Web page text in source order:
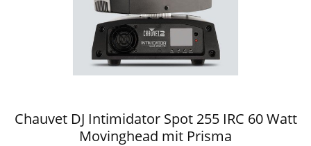
Chauvet DJ Intimidator Spot 255 IRC 60 Watt
Movinghead mit Prisma